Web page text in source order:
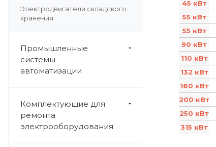
Электродвигатели складского
хранения
Промышленные
системы
автоматизации
Комплектующие для
ремонта
электрооборудования
45 кВт
55 кВт
55 кВт
90 кВт
110 кВт
132 кВт
160 кВт
200 кВт
250 кВт
315 кВт